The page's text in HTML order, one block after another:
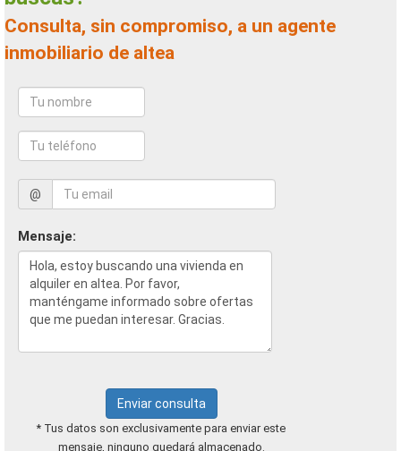
Consulta, sin compromiso, a un agente
inmobiliario de altea
@
Mensaje:
Enviar consulta
* Tus datos son exclusivamente para enviar este
mensaje, ninguno quedará almacenado.